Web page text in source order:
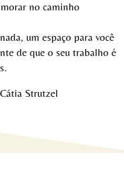
no caminho
um espaço para você
de que o seu trabalho é
Strutzel